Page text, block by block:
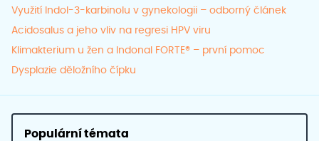
Využití Indol-3-karbinolu v gynekologii – odborný článek
Acidosalus a jeho vliv na regresi HPV viru
Klimakterium u žen a Indonal FORTE® – první pomoc
Dysplazie děložního čípku
Populární témata